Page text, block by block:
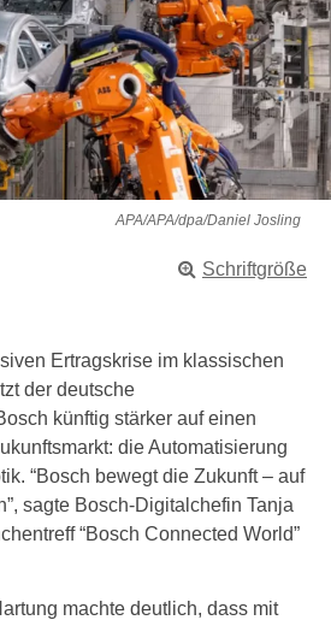
APA/APA/dpa/Daniel Josling
Schriftgröße
Ertragskrise im klassischen
der deutsche
künftig stärker auf einen
die Automatisierung
“Bosch bewegt die Zukunft – auf
sagte Bosch-Digitalchefin Tanja
“Bosch Connected World”
machte deutlich, dass mit